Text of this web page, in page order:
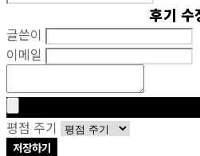
후기 수
글쓴이
이메일
평점 주기
저장하기